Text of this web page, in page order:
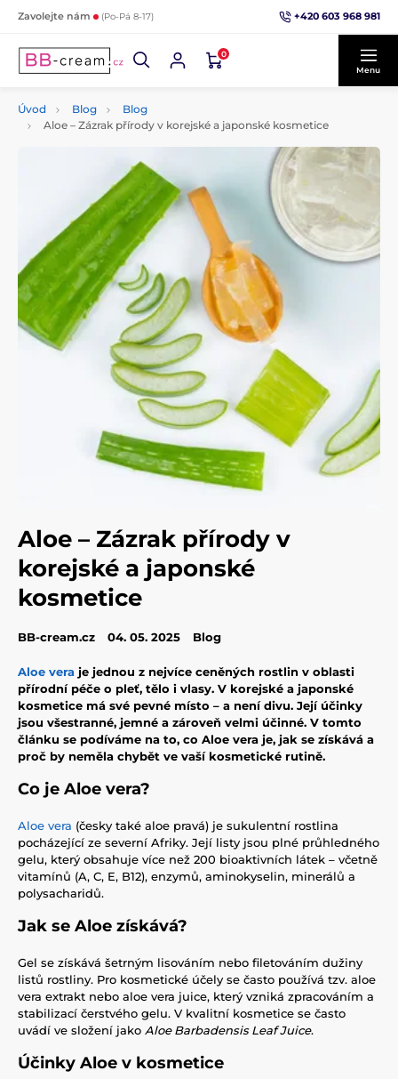
Zavolejte nám (Po-Pá 8-17) +420 603 968 981
0
Menu
Úvod Blog
Blog
Aloe – Zázrak přírody v korejské a japonské kosmetice
Aloe – Zázrak přírody v
korejské a japonské
kosmetice
BB-cream.cz 04. 05. 2025 Blog
Aloe vera je jednou z nejvíce ceněných rostlin v oblasti
přírodní péče o pleť, tělo i vlasy. V korejské a japonské
kosmetice má své pevné místo – a není divu. Její účinky
jsou všestranné, jemné a zároveň velmi účinné. V tomto
článku se podíváme na to, co Aloe vera je, jak se získává a
proč by neměla chybět ve vaší kosmetické rutině.
Co je Aloe vera?
Aloe vera (česky také aloe pravá) je sukulentní rostlina
pocházející ze severní Afriky. Její listy jsou plné průhledného
gelu, který obsahuje více než 200 bioaktivních látek – včetně
vitamínů (A, C, E, B12), enzymů, aminokyselin, minerálů a
polysacharidů.
Jak se Aloe získává?
Gel se získává šetrným lisováním nebo filetováním dužiny
listů rostliny. Pro kosmetické účely se často používá tzv. aloe
vera extrakt nebo aloe vera juice, který vzniká zpracováním a
stabilizací čerstvého gelu. V kvalitní kosmetice se často
uvádí ve složení jako Aloe Barbadensis Leaf Juice.
Účinky Aloe v kosmetice